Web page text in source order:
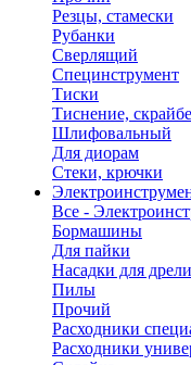
Резцы, стамески
Рубанки
Сверлящий
Специнструмент
Тиски
Тиснение,
Шлифовальный
Для диорам
Стеки, крючки
Все -
Бормашины
Для пайки
Насадки для дрели
Пилы
Прочий
Расходники
Расходники